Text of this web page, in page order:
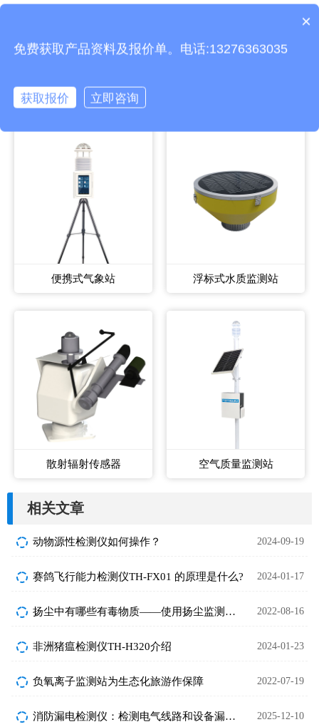
下一篇：河道流量监测系统厂家推荐
相关产品
便携式气象站 浮标式水质监测站
散射辐射传感器 空气质量监测站
相关文章
动物源性检测仪如何操作？ 2024-09-19
赛鸽飞行能力检测仪TH-FX01 的原理是什么? 2024-01-17
扬尘中有哪些有毒物质——使用扬尘监测仪有多重要？ 2022-08-16
非洲猪瘟检测仪TH-H320介绍 2024-01-23
负氧离子监测站为生态化旅游作保障 2022-07-19
消防漏电检测仪：检测电气线路和设备漏电情况 2025-12-10
产品包含安装吗？
×
免费获取产品资料及报价单。电话:13276363035
获取报价 立即咨询